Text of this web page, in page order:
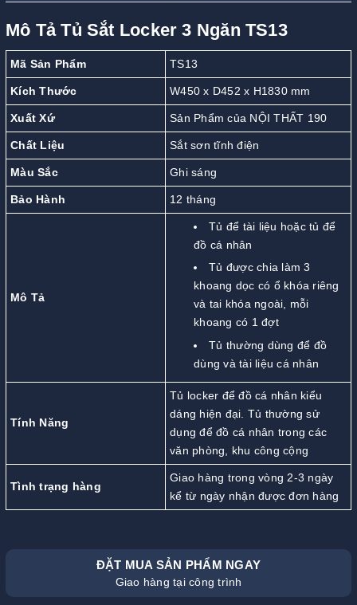
Mô Tả Tủ Sắt Locker 3 Ngăn TS13
Mã Sản Phẩm TS13
Kích Thước W450 x D452 x H1830 mm
Xuất Xứ Sản Phẩm của NỘI THẤT 190
Chất Liệu Sắt sơn tĩnh điện
Màu Sắc Ghi sáng
Bảo Hành 12 tháng
Mô Tả
Tủ để tài liệu hoặc tủ để
đồ cá nhân
Tủ được chia làm 3
khoang dọc có ổ khóa riêng
và tai khóa ngoài, mỗi
khoang có 1 đợt
Tủ thường dùng để đồ
dùng và tài liệu cá nhân
Tính Năng
Tủ locker để đồ cá nhân kiểu
dáng hiện đại. Tủ thường sử
dụng để đồ cá nhân trong các
văn phòng, khu công cộng
Tình trạng hàng
Giao hàng trong vòng 2-3 ngày
kể từ ngày nhận được đơn hàng
ĐẶT MUA SẢN PHẨM NGAY
Giao hàng tại công trình